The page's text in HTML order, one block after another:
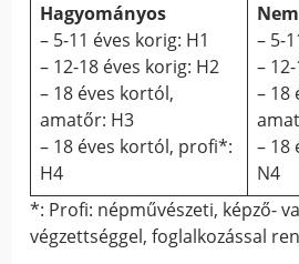
Hagyományos
– 5-11 éves korig: H1
– 12-18 éves korig: H2
– 18 éves kortól,
amatőr: H3
– 18 éves kortól, profi*:
H4
– 5-
–
– 18
– 18
N4
*: Profi: népművészeti, képző-
végzettséggel, foglalkozással